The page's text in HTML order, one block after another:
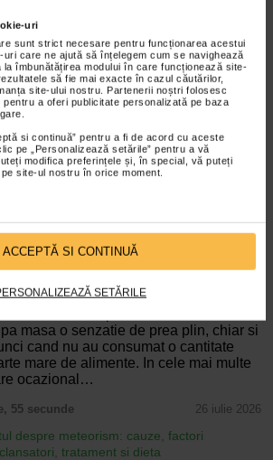
uri
sunt strict necesare pentru funcționarea acestui
care ne ajută să înțelegem cum se navighează
îmbunătățirea modului în care funcționează site-
să fie mai exacte în cazul căutărilor,
site-ului nostru. Partenerii noștri folosesc
a oferi publicitate personalizată pe baza
si continuă” pentru a fi de acord cu aceste
pe „Personalizează setările” pentru a vă
modifica preferințele și, în special, vă puteți
site-ul nostru în orice moment.
ACCEPTĂ SI CONTINUĂ
SETĂRILE
emotii, precum si emotiile celorlalti.
se spune ca inteligenta
cateva abilitati:…
39 secunde 6 august 2026
cauze, factori declansatori si solutii
este termenul medical pentru
accidentala de urina, de obicei in
somnului. Este o afectiune frecventa
28 iulie 2026
de prea plin: cand indica o afectiune si
ale sistemului digestiv
masa o senzatie de prea plin, chiar si
cand nu au consumat o cantitate
mare de alimente. In cele mai multe
ocazional…
55 secunde 26 iulie 2026
despre meteorism: cauze, factori
tratament si dieta